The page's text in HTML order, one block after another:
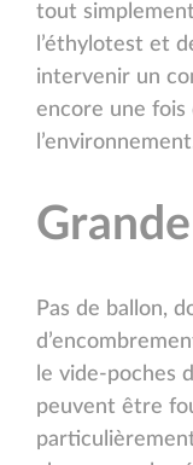
tout
l’éthylotest et
intervenir un
encore une fois
Pas de ballon,
le vide-poches
peuvent être